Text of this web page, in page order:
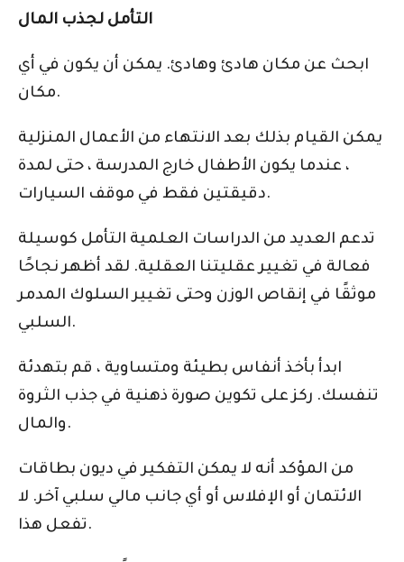
التأمل لجذب المال
ابحث عن مكان هادئ وهادئ. يمكن أن يكون في أي
مكان.
يمكن القيام بذلك بعد الانتهاء من الأعمال المنزلية
، عندما يكون الأطفال خارج المدرسة ، حتى لمدة
دقيقتين فقط في موقف السيارات.
تدعم العديد من الدراسات العلمية التأمل كوسيلة
فعالة في تغيير عقليتنا العقلية. لقد أظهر نجاحًا
موثقًا في إنقاص الوزن وحتى تغيير السلوك المدمر
السلبي.
ابدأ بأخذ أنفاس بطيئة ومتساوية ، قم بتهدئة
تنفسك. ركز على تكوين صورة ذهنية في جذب الثروة
والمال.
من المؤكد أنه لا يمكن التفكير في ديون بطاقات
الائتمان أو الإفلاس أو أي جانب مالي سلبي آخر. لا
تفعل هذا.